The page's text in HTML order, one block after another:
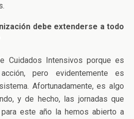
debe extenderse a todo
Cuidados Intensivos porque es
pero evidentemente es
Afortunadamente, es algo
y de hecho, las jornadas que
este año la hemos abierto a